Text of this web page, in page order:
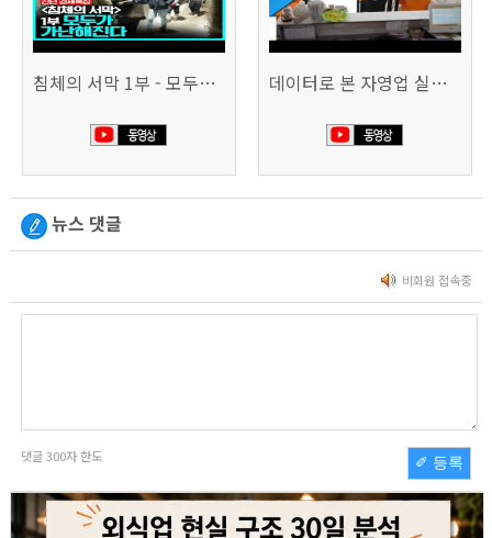
침체의 서막 1부 - 모두가 가난해진다 | 시사직격 신년특집 데이터로 본 자영업 실태 - 매출 '뚝', 장수 업소도 '휘청'
뉴스 댓글
비회원 접속중
댓글300자 한도 ✐ 등록